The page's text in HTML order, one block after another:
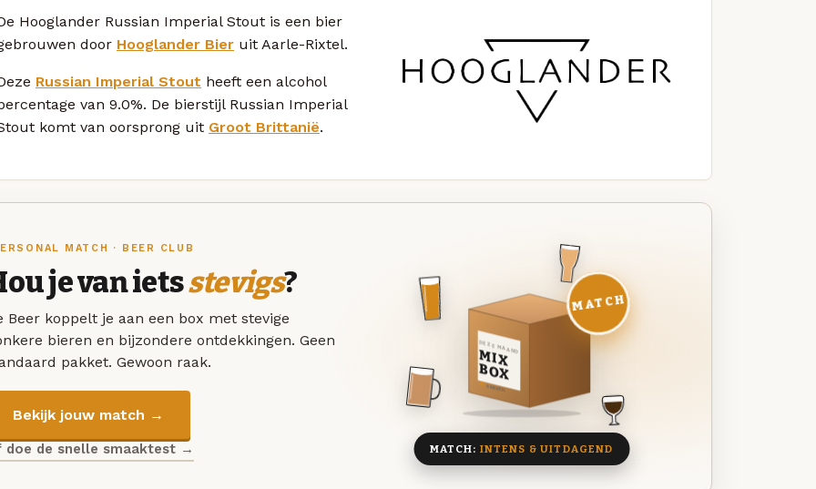
Hooglander Russian Imperial Stout is een bier
door Hooglander Bier uit Aarle-Rixtel.
Russian Imperial Stout heeft een alcohol
van 9.0%. De bierstijl Russian Imperial
komt van oorsprong uit Groot Brittanië.
MATCH · BEER CLUB
je van ietsstevigs?
Beer koppelt je aan een box met stevige
bieren en bijzondere ontdekkingen. Geen
pakket. Gewoon raak.
Bekijk jouw match →
doe de snelle smaaktest →
DEZE MAAND
MIX
BOX
8 BIEREN
MATCH
MATCH: INTENS & UITDAGEND